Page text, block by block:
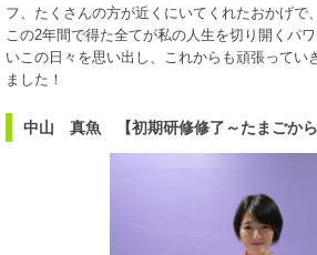
フ、たくさんの方が近くにいてくれたおかげで
この2年間で得た全てが私の人生を切り開くパ
いこの日々を思い出し、これからも頑張ってい
ました！
中山 真魚 【初期研修修了～たまごから